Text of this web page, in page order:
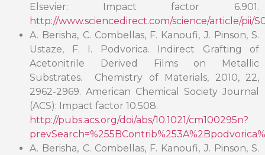
Elsevier: Impact factor 6.901.
http://www.sciencedirect.com/science/article/pii/
A. Berisha, C. Combellas, F. Kanoufi, J. Pinson, S.
Ustaze, F. I. Podvorica. Indirect Grafting of
Acetonitrile Derived Films on Metallic
Substrates. Chemistry of Materials, 2010, 22,
2962-2969. American Chemical Society Journal
(ACS): Impact factor 10.508.
http://pubs.acs.org/doi/abs/10.1021/cm100295n?
A. Berisha, C. Combellas, F. Kanoufi, J. Pinson, S.